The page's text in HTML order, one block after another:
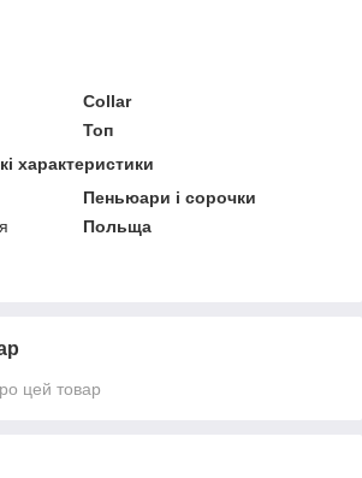
Collar
Топ
характеристики
Пеньюари і сорочки
Польща
цей товар